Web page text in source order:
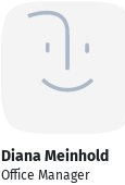
Diana Meinhold
Office Manager